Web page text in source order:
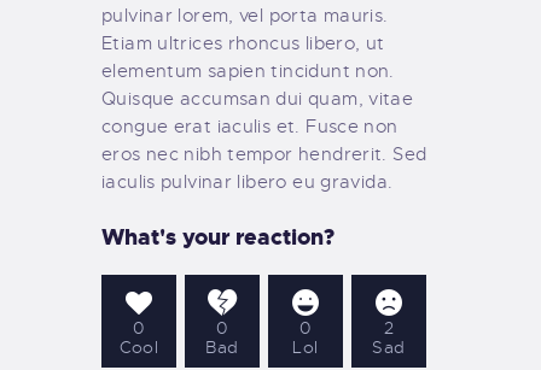
pulvinar lorem, vel porta mauris.
Etiam ultrices rhoncus libero, ut
elementum sapien tincidunt non.
Quisque accumsan dui quam, vitae
congue erat iaculis et. Fusce non
eros nec nibh tempor hendrerit. Sed
iaculis pulvinar libero eu gravida.
What's your reaction?
0
Cool
0
Bad
0
Lol
2
Sad